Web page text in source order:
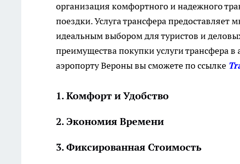
организация комфортного и надежного
поездки. Услуга трансфера
идеальным выбором для туристов и
преимущества покупки услуги трансфера в
аэропорту Вероны вы сможете по ссылке
1. Комфорт и Удобство
2. Экономия Времени
3. Фиксированная Стоимость